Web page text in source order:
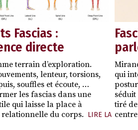
Fascias :
directe
terrain d’exploration.
lenteur, torsions,
souffles et écoute, …
les fascias dans une
qui laisse la place à
relationnelle du corps. LIRE LA
qui
tiré